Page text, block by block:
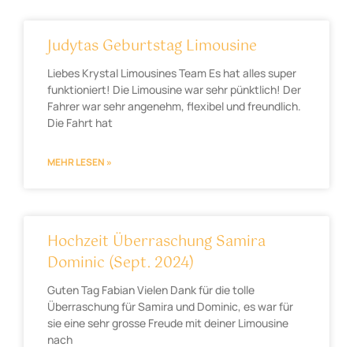
Judytas Geburtstag Limousine
Liebes Krystal Limousines Team Es hat alles super
funktioniert! Die Limousine war sehr pünktlich! Der
Fahrer war sehr angenehm, flexibel und freundlich.
Die Fahrt hat
MEHR LESEN »
Hochzeit Überraschung Samira
Dominic (Sept. 2024)
Guten Tag Fabian Vielen Dank für die tolle
Überraschung für Samira und Dominic, es war für
sie eine sehr grosse Freude mit deiner Limousine
nach